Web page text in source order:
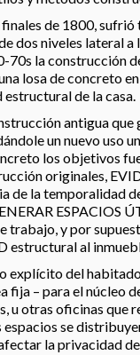
de 1800,
dos niveles lateral a
70s la construcción
losa de concreto
de la casa.
antigua que
un nuevo uso
los objetivos
originales,
de la temporalidad
ESPACIOS
y por
estructural al
explícito del
fija – para el núcleo
u otras oficinas que
espacios se
la privacidad